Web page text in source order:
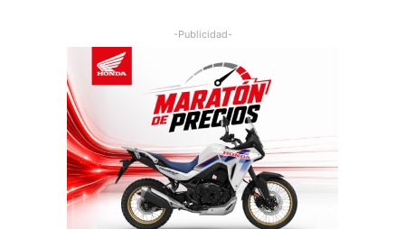
-Publicidad-